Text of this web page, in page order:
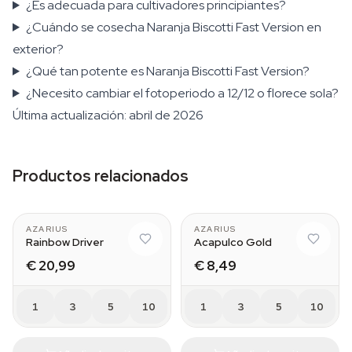
¿Es adecuada para cultivadores principiantes?
¿Cuándo se cosecha Naranja Biscotti Fast Version en
exterior?
¿Qué tan potente es Naranja Biscotti Fast Version?
¿Necesito cambiar el fotoperiodo a 12/12 o florece sola?
Última actualización: abril de 2026
Productos relacionados
AZARIUS
Rainbow Driver
€ 20,99
1 3 5 10
AZARIUS
Acapulco Gold
€ 8,49
1 3 5 10